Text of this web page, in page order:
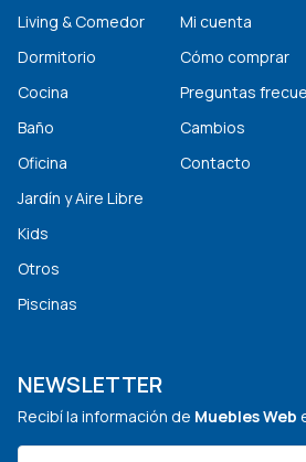
Living & Comedor
Dormitorio
Cocina
Baño
Oficina
Jardín y Aire Libre
Kids
Otros
Piscinas
Mi cuenta
Cómo comprar
Preguntas
Cambios
Contacto
NEWSLETTER
Recibí la información de Muebles Web